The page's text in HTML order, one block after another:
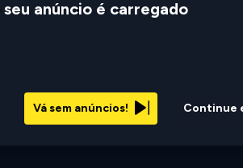
anúncio é carregado
Continue
Vá sem anúncios!